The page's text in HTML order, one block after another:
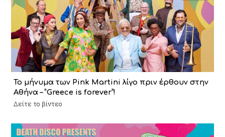
To μήνυμα των Pink Martini λίγο πριν έρθουν στην
Αθήνα – “Greece is forever”!
Δείτε το βίντεο